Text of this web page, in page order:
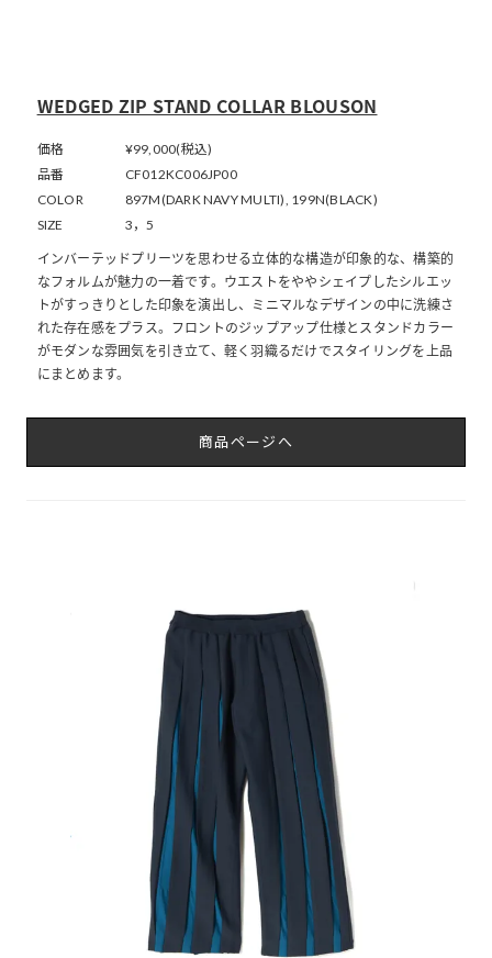
WEDGED ZIP STAND COLLAR BLOUSON
価格
¥99,000(税込)
品番
CF012KC006JP00
COLOR
897M(DARK NAVY MULTI), 199N(BLACK)
SIZE
3，5
インバーテッドプリーツを思わせる立体的な構造が印象的な、構築的
なフォルムが魅力の一着です。ウエストをややシェイプしたシルエッ
トがすっきりとした印象を演出し、ミニマルなデザインの中に洗練さ
れた存在感をプラス。フロントのジップアップ仕様とスタンドカラー
がモダンな雰囲気を引き立て、軽く羽織るだけでスタイリングを上品
にまとめます。
商品ページへ